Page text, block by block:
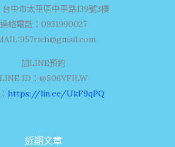
中市太平區中平路139號3樓
連絡電話：0931990027
957rich@gmail.com
加LINE預約
LINE ID：@506VFILW
https://lin.ee/UkF9qPQ
近期文章